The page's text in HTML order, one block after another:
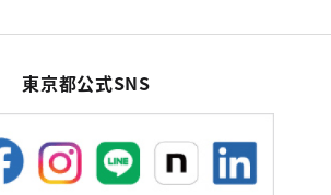
東京都公式SNS